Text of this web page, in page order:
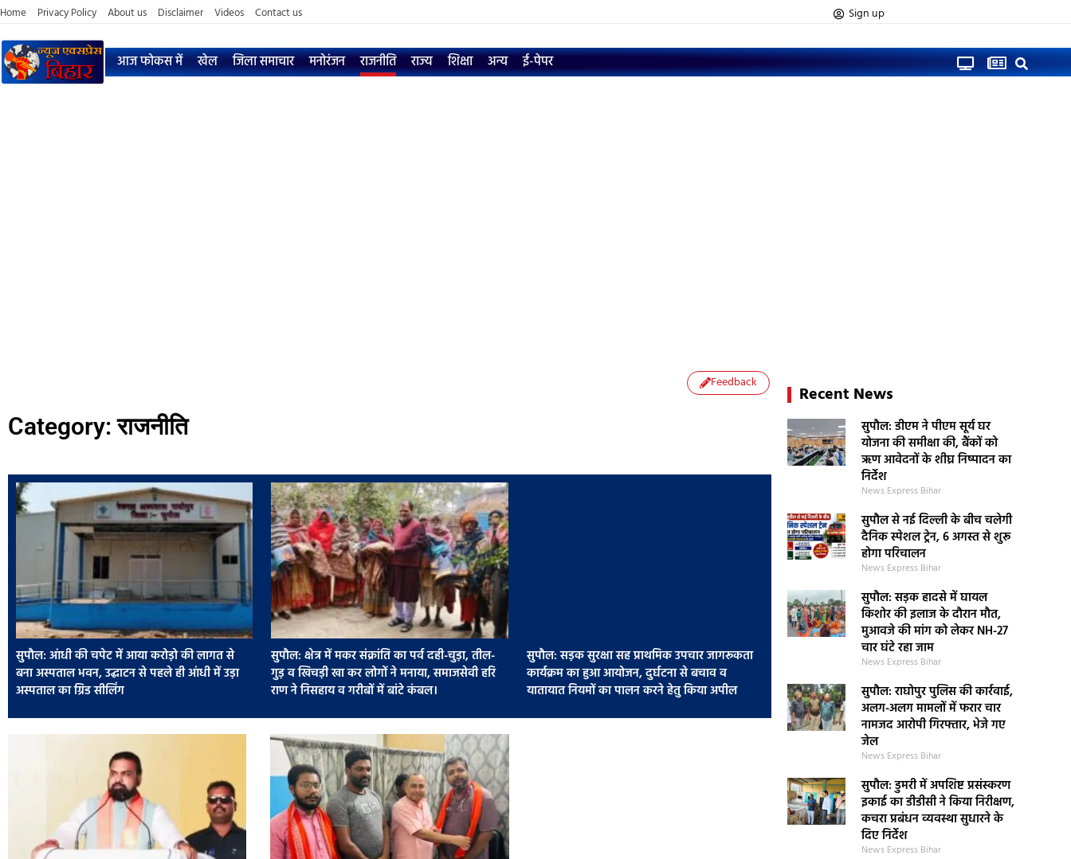
Home Privacy Policy About us Disclaimer Videos Contact us Sign up
आज फोकस में खेल जिला समाचार मनोरंजन राजनीति राज्य शिक्षा अन्य ई-पेपर
Feedback
Category: राजनीति
सुपौल: आंधी की चपेट में आया करोड़ो की लागत से
बना अस्पताल भवन, उद्घाटन से पहले ही आंधी में उड़ा
अस्पताल का ग्रिड सीलिंग
सुपौल: क्षेत्र में मकर संक्रांति का पर्व दही-चुड़ा, तील-
गुड़ व खिचड़ी खा कर लोगों ने मनाया, समाजसेवी हरि
राण ने निसहाय व गरीबों में बांटे कंबल।
सुपौल: सड़क सुरक्षा सह प्राथमिक उपचार जागरूकता
कार्यक्रम का हुआ आयोजन, दुर्घटना से बचाव व
यातायात नियमों का पालन करने हेतु किया अपील
Recent News
सुपौल: डीएम ने पीएम सूर्य घर
योजना की समीक्षा की, बैंकों को
ऋण आवेदनों के शीघ्र निष्पादन का
निर्देश
News Express Bihar
सुपौल से नई दिल्ली के बीच चलेगी
दैनिक स्पेशल ट्रेन, 6 अगस्त से शुरू
होगा परिचालन
News Express Bihar
सुपौल: सड़क हादसे में घायल
किशोर की इलाज के दौरान मौत,
मुआवजे की मांग को लेकर NH-27
चार घंटे रहा जाम
News Express Bihar
सुपौल: राघोपुर पुलिस की कार्रवाई,
अलग-अलग मामलों में फरार चार
नामजद आरोपी गिरफ्तार, भेजे गए
जेल
News Express Bihar
सुपौल: डुमरी में अपशिष्ट प्रसंस्करण
इकाई का डीडीसी ने किया निरीक्षण,
कचरा प्रबंधन व्यवस्था सुधारने के
दिए निर्देश
News Express Bihar